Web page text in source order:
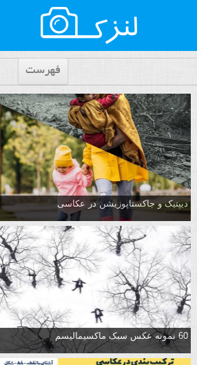
فهرست
دیپتیک و جاکستا‌پوزیشن در عکاسی
60 نمونه عکس سبک ماکسیمالیسم